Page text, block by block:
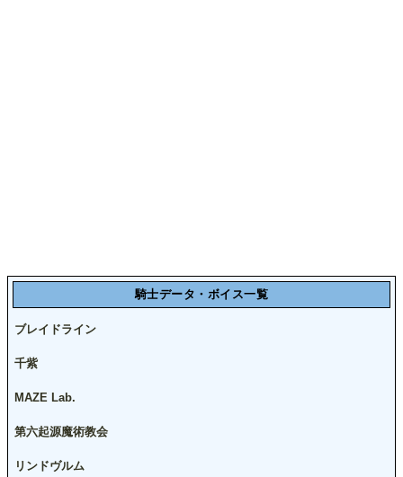
騎士データ・ボイス一覧
ブレイドライン
千紫
MAZE Lab.
第六起源魔術教会
リンドヴルム